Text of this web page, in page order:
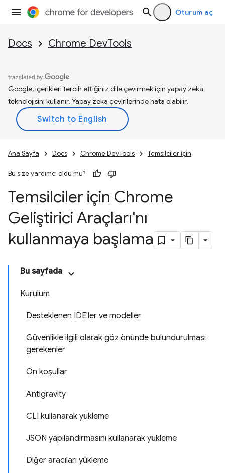
Oturum aç
Docs Chrome DevTools
Google, içerikleri tercih ettiğiniz dile çevirmek için yapay zeka
teknolojisini kullanır. Yapay zeka çevirilerinde hata olabilir.
Ana Sayfa Docs Chrome DevTools Temsilciler için
Bu size yardımcı oldu mu?
Temsilciler için Chrome
Geliştirici Araçları'nı
kullanmaya başlama
Bu sayfada
Kurulum
Desteklenen IDE'ler ve modeller
Güvenlikle ilgili olarak göz önünde bulundurulması
gerekenler
Ön koşullar
Antigravity
CLI kullanarak yükleme
JSON yapılandırmasını kullanarak yükleme
Diğer aracıları yükleme